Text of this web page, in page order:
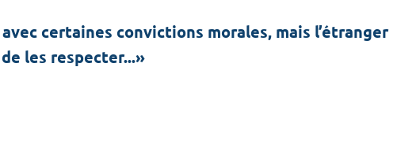
certaines convictions morales, mais l’étranger
les respecter...»